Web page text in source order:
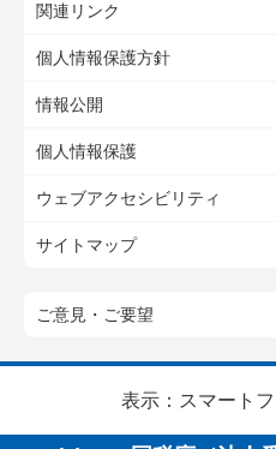
関連リンク
個人情報保護方針
情報公開
個人情報保護
ウェブアクセシビリティ
サイトマップ
ご意見・ご要望
表示： スマート